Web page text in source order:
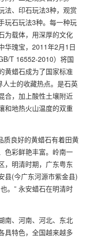
法、印石玩法3种，观赏
玩石玩法3种。每一种玩
为载体，用深厚的文化
华瑰宝，2011年2月1日
T 16552-2010）将国
黄蜡石成为了国家标准
人士的收藏热点。是石英
合，加上酸性土壤附近
和地热火山温度的双重
质良好的黄蜡石有着田黄
色彩鲜艳丰富。岭南一
，明清时期，广东粤东
县(今广东河源市紫金县)
。” 永安蜡石在明清时
南、河南、河北、东北
具特色，全国越来越多